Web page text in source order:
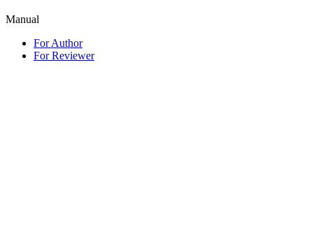
Manual
For Author
For Reviewer